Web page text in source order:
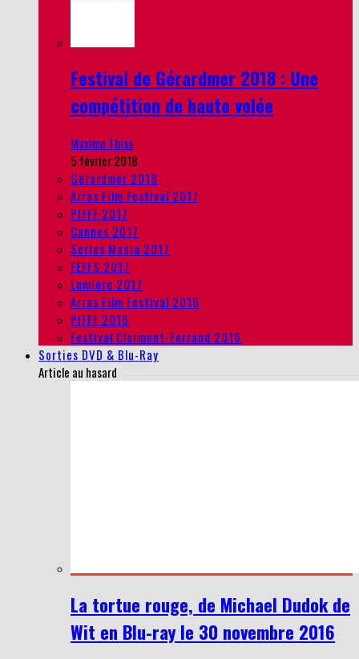
Festival de Gérardmer 2018 : Une
compétition de haute volée
Maxime Thiss
5 février 2018
Gérardmer 2018
Arras Film Festival 2017
PIFFF 2017
Cannes 2017
Series Mania 2017
FEFFS 2017
Lumière 2017
Arras Film Festival 2016
PIFFF 2016
Festival Clermont-Ferrand 2016
Sorties DVD & Blu-Ray
Article au hasard
La tortue rouge, de Michael Dudok de
Wit en Blu-ray le 30 novembre 2016